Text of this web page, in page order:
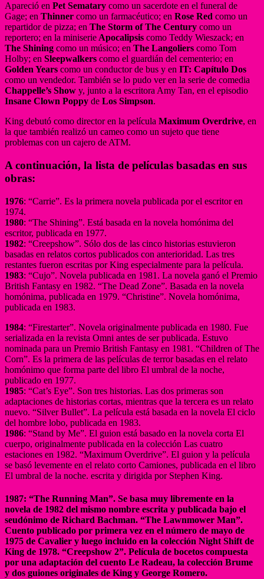
Apareció en Pet Sematary como un sacerdote en el funeral de
Gage; en Thinner como un farmacéutico; en Rose Red como un
repartidor de pizza; en The Storm of The Century como un
reportero; en la miniserie Apocalipsis como Teddy Wieszack; en
The Shining como un músico; en The Langoliers como Tom
Holby; en Sleepwalkers como el guardián del cementerio; en
Golden Years como un conductor de bus y en IT: Capítulo Dos
como un vendedor. También se lo pudo ver en la serie de comedia
Chappelle’s Show y, junto a la escritora Amy Tan, en el episodio
Insane Clown Poppy de Los Simpson.
King debutó como director en la película Maximum Overdrive, en
la que también realizó un cameo como un sujeto que tiene
problemas con un cajero de ATM.
A continuación, la lista de películas basadas en sus
obras:
1976: “Carrie”. Es la primera novela publicada por el escritor en
1974.
1980: “The Shining”. Está basada en la novela homónima del
escritor, publicada en 1977.
1982: “Creepshow”. Sólo dos de las cinco historias estuvieron
basadas en relatos cortos publicados con anterioridad. Las tres
restantes fueron escritas por King especialmente para la película.
1983: “Cujo”. Novela publicada en 1981. La novela ganó el Premio
British Fantasy en 1982. “The Dead Zone”. Basada en la novela
homónima, publicada en 1979. “Christine”. Novela homónima,
publicada en 1983.
1984: “Firestarter”. Novela originalmente publicada en 1980. Fue
serializada en la revista Omni antes de ser publicada. Estuvo
nominada para un Premio British Fantasy en 1981. “Children of The
Corn”. Es la primera de las películas de terror basadas en el relato
homónimo que forma parte del libro El umbral de la noche,
publicado en 1977.
1985: “Cat’s Eye”. Son tres historias. Las dos primeras son
adaptaciones de historias cortas, mientras que la tercera es un relato
nuevo. “Silver Bullet”. La película está basada en la novela El ciclo
del hombre lobo, publicada en 1983.
1986: “Stand by Me”. El guion está basado en la novela corta El
cuerpo, originalmente publicada en la colección Las cuatro
estaciones en 1982. “Maximum Overdrive”. El guion y la película
se basó levemente en el relato corto Camiones, publicada en el libro
El umbral de la noche. escrita y dirigida por Stephen King.
1987: “The Running Man”. Se basa muy libremente en la
novela de 1982 del mismo nombre escrita y publicada bajo el
seudónimo de Richard Bachman. “The Lawnmower Man”.
Cuento publicado por primera vez en el número de mayo de
1975 de Cavalier y luego incluido en la colección Night Shift de
King de 1978. “Creepshow 2”. Película de bocetos compuesta
por una adaptación del cuento Le Radeau, la colección Brume
y dos guiones originales de King y George Romero.